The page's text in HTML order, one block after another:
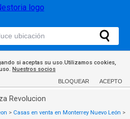
si aceptas su uso.Utilizamos cookies,
Nuestros socios
BLOQUEAR ACEPTO
Revolucion
> Casas en venta en Monterrey Nuevo León >